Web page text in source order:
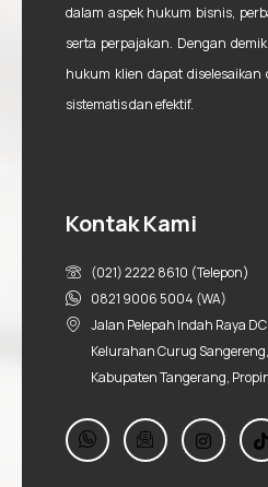
dalam aspek hukum bisnis,
serta perpajakan. Dengan
hukum klien dapat
sistematis dan efektif.
Kontak Kami
(021) 2222 8610 (Telepon)
0821 9006 5004 (WA)
Jalan Pelepah Indah Raya DC
Kelurahan Curug
Kabupaten Tangerang,